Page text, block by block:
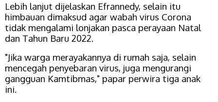
Lebih lanjut dijelaskan Efrannedy, selain itu
himbauan dimaksud agar wabah virus Corona
tidak mengalami lonjakan pasca perayaan Natal
dan Tahun Baru 2022.
"Jika warga merayakannya di rumah saja, selain
mencegah penyebaran virus, juga mengurangi
gangguan Kamtibmas," papar perwira tiga anak
ini.